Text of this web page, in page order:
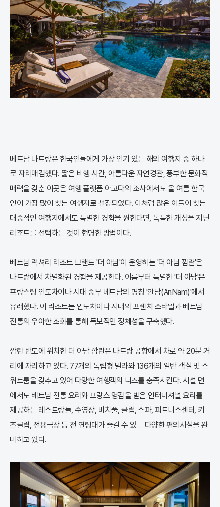
베트남 나트랑은 한국인들에게 가장 인기 있는 해외 여행지 중 하나
로 자리매김했다. 짧은 비행 시간, 아름다운 자연경관, 풍부한 문화적
매력을 갖춘 이곳은 여행 플랫폼 아고다의 조사에서도 올 여름 한국
인이 가장 많이 찾는 여행지로 선정되었다. 이처럼 많은 이들이 찾는
대중적인 여행지에서도 특별한 경험을 원한다면, 독특한 개성을 지닌
리조트를 선택하는 것이 현명한 방법이다.
베트남 럭셔리 리조트 브랜드 '더 아남'이 운영하는 '더 아남 깜란'은
나트랑에서 차별화된 경험을 제공한다. 이름부터 특별한 '더 아남'은
프랑스령 인도차이나 시대 중부 베트남의 명칭 '안남(AnNam)'에서
유래했다. 이 리조트는 인도차이나 시대의 프렌치 스타일과 베트남
전통의 우아한 조화를 통해 독보적인 정체성을 구축했다.
깜란 반도에 위치한 더 아남 깜란은 나트랑 공항에서 차로 약 20분 거
리에 자리하고 있다. 77개의 독립형 빌라와 136개의 일반 객실 및 스
위트룸을 갖추고 있어 다양한 여행객의 니즈를 충족시킨다. 시설 면
에서도 베트남 전통 요리와 프랑스 영감을 받은 인터내셔널 요리를
제공하는 레스토랑들, 수영장, 비치풀, 클럽, 스파, 피트니스센터, 키
즈클럽, 전용극장 등 전 연령대가 즐길 수 있는 다양한 편의시설을 완
비하고 있다.